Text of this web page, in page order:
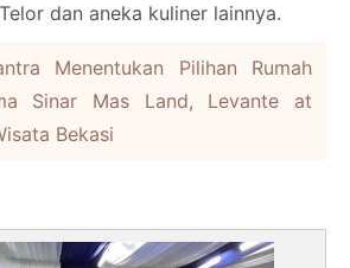
dan aneka kuliner lainnya.
Menentukan Pilihan Rumah
Sinar Mas Land, Levante at
Bekasi